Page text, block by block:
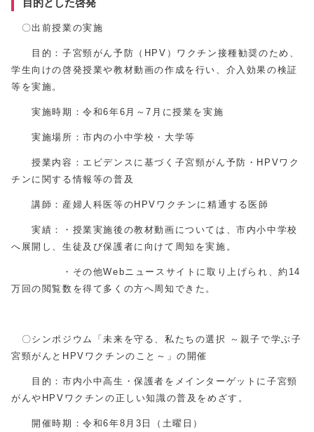
目的とした啓発
〇出前授業の実施
目的：子宮頸がん予防（HPV）ワクチン接種勧奨のため、
学生向けの啓発授業や教材動画の作成を行い、介入効果の検証
等を実施。
実施時期：令和6年6月～7月に授業を実施
実施場所：市内の小中学校・大学等
授業内容：エビデンスに基づく子宮頸がん予防・HPVワク
チンに関する情報等の普及
講師：産婦人科医等のHPVワクチンに精通する医師
実績：・授業実施後の教材動画については、市内小中学校
へ展開し、生徒及び保護者に向けて周知を実施。
・その他Webニュースサイトに取り上げられ、約14
万回の閲覧数を得て多くの方へ周知できた。
〇シンポジウム「未来を守る、私たちの選択 ～親子で学ぶ子
宮頸がんとHPVワクチンのこと～」の開催
目的：市内小中高生・保護者をメインターゲットに子宮頸
がんやHPVワクチンの正しい知識の普及をめざす。
開催時期：令和6年8月3日（土曜日）